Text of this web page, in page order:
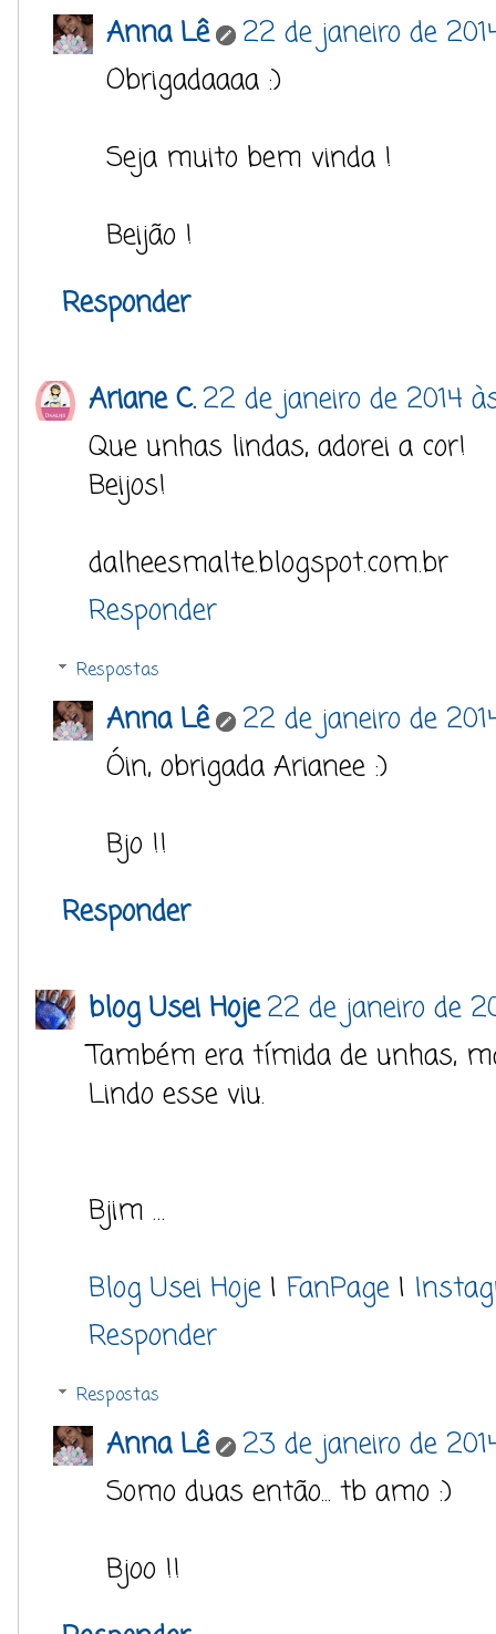
Anna Lê
22 de janeiro de
Obrigadaaaa :)
Seja muito bem vinda !
Beijão !
Responder
Ariane C.22 de janeiro de 2014
Que unhas lindas, adorei a cor!
Beijos!
dalheesmalte.blogspot.com.br
Responder
Respostas
Anna Lê
22 de janeiro de
Óin, obrigada Arianee :)
Bjo !!
Responder
blog Usei Hoje22 de janeiro de
Também era tímida de unhas,
Lindo esse viu.
Bjim …
Blog Usei Hoje | FanPage |
Responder
Respostas
Anna Lê
23 de janeiro de
Somo duas então... tb amo :)
Bjoo !!